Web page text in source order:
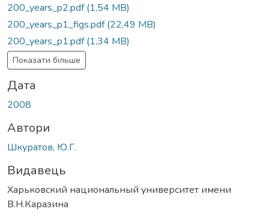
200_years_p2.pdf(1,54 MB)
200_years_p1_figs.pdf(22,49 MB)
200_years_p1.pdf(1,34 MB)
Показати більше
Дата
2008
Автори
Шкуратов, Ю.Г.
Видавець
Харьковский национальный университет имени
В.Н.Каразина